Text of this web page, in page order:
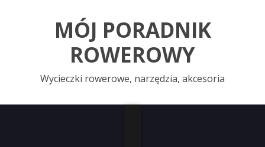
MÓJ PORADNIK
ROWEROWY
Wycieczki rowerowe, narzędzia, akcesoria